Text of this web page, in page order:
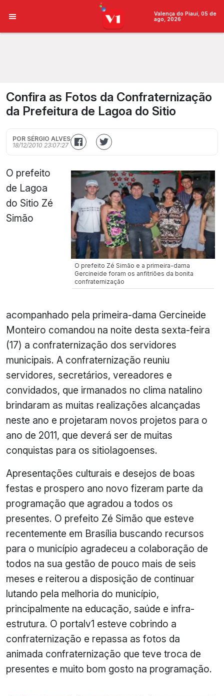
Valença do Piauí, 05 de
ago, 2026
Confira as Fotos da Confraternização
da Prefeitura de Lagoa do Sitio
POR SÉRGIO ALVES
18/12/2010 23:07:27
O prefeito Zé Simão e a primeira-dama
Gercineide foram os anfitriões da bonita
confraternização
O prefeito
de Lagoa
do Sitio Zé
Simão
acompanhado pela primeira-dama Gercineide
Monteiro comandou na noite desta sexta-feira
(17) a confraternização dos servidores
municipais. A confraternização reuniu
servidores, secretários, vereadores e
convidados, que irmanados no clima natalino
brindaram as muitas realizações alcançadas
neste ano e projetaram novos projetos para o
ano de 2011, que deverá ser de muitas
conquistas para os sitiolagoenses.
Apresentações culturais e desejos de boas
festas e prospero ano novo fizeram parte da
programação que agradou a todos os
presentes. O prefeito Zé Simão que esteve
recentemente em Brasília buscando recursos
para o município agradeceu a colaboração de
todos na sua gestão de pouco mais de seis
meses e reiterou a disposição de continuar
lutando pela melhoria do município,
principalmente na educação, saúde e infra-
estrutura. O portalv1 esteve cobrindo a
confraternização e repassa as fotos da
animada confraternização que teve troca de
presentes e muito bom gosto na programação.